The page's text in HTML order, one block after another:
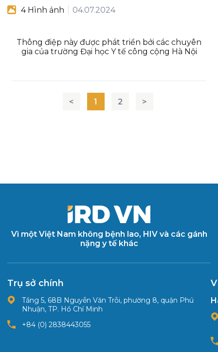
4 Hình ảnh 04.07.2024
< 1 2 >
Thông điệp này được phát triển bởi các chuyên
gia của trường Đại học Y tế công cộng Hà Nội
Vì một Việt Nam không bệnh lao, HIV và các gánh
nặng y tế khác
Trụ sở chính
Tầng 5, 68B Nguyễn Văn Trỗi, phường 8, quận Phú
Nhuận, TP. Hồ Chí Minh
+84 (0) 2838443055